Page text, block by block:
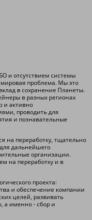
и отсутствием системы
мировая проблема. Мы это
в сохранение Планеты.
в разных регионах
и активно
проводить для
и познавательные
на переработку, тщательно
дальнейшего
организации.
на переработку и в
проекта:
и обеспечение компании
целей, развивать
а именно - сбор и